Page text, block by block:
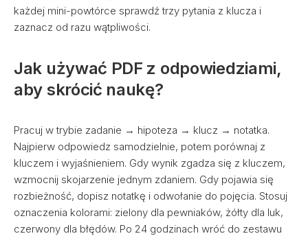
każdej mini-powtórce sprawdź trzy pytania z klucza i
zaznacz od razu wątpliwości.
Jak używać PDF z odpowiedziami,
aby skrócić naukę?
Pracuj w trybie zadanie → hipoteza → klucz → notatka.
Najpierw odpowiedz samodzielnie, potem porównaj z
kluczem i wyjaśnieniem. Gdy wynik zgadza się z kluczem,
wzmocnij skojarzenie jednym zdaniem. Gdy pojawia się
rozbieżność, dopisz notatkę i odwołanie do pojęcia. Stosuj
oznaczenia kolorami: zielony dla pewniaków, żółty dla luk,
czerwony dla błędów. Po 24 godzinach wróć do zestawu